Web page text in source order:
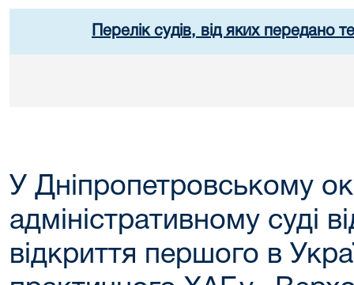
Перелік судів, від яких передано
У Дніпропетровському
адміністративному суді
відкриття першого в